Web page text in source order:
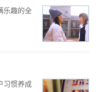
乐趣的全
惯养成